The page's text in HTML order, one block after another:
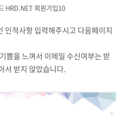
HRD.NET 회원가입10
인적사항 입력해주시고 다음페이지
쁨을 느껴서 이메일 수신여부는 받
서 받지 않았습니다.